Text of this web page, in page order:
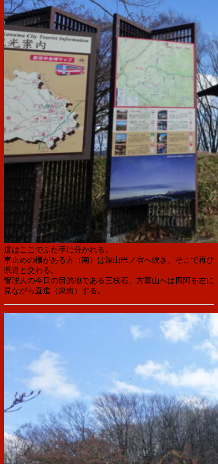
道はここでふた手に分かれる。
車止めの柵がある方（南）は深山巴ノ宿へ続き、そこで再び
県道と交わる。
管理人の今日の目的地である三枚石、方塞山へは四阿を左に
見ながら直進（東南）する。